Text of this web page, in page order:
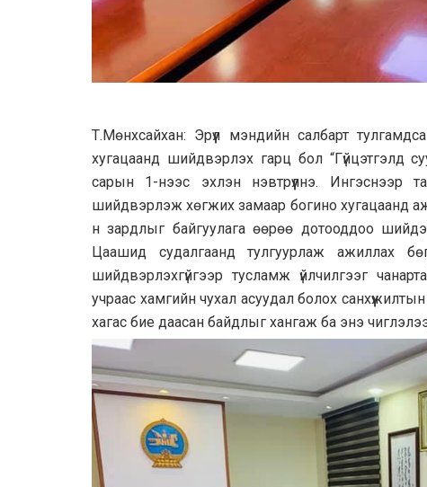
Т.Мөнхсайхан: Эрүүл мэндийн салбарт
хугацаанд шийдвэрлэх гарц бол “Гүйцэтгэлд
сарын 1-нээс эхлэн нэвтрүүлнэ. Ингэснээр
шийдвэрлэж хөгжих замаар богино хугацаанд
н зардлыг байгуулага өөрөө дотооддоо
Цаашид судалгаанд тулгуурлаж ажиллах
шийдвэрлэхгүйгээр тусламж үйлчилгээг
учраас хамгийн чухал асуудал болох
хагас бие даасан байдлыг хангаж ба энэ